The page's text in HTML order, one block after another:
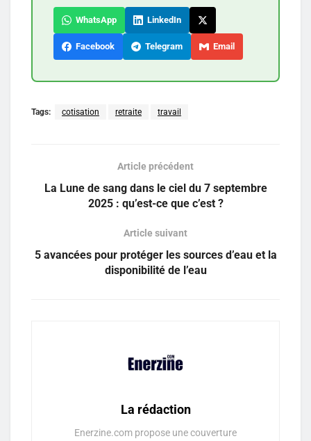
WhatsApp LinkedIn
Facebook Telegram Email
Tags: cotisation retraite travail
Article précédent
La Lune de sang dans le ciel du 7 septembre
2025 : qu’est-ce que c’est ?
Article suivant
5 avancées pour protéger les sources d’eau et la
disponibilité de l’eau
La rédaction
Enerzine.com propose une couverture